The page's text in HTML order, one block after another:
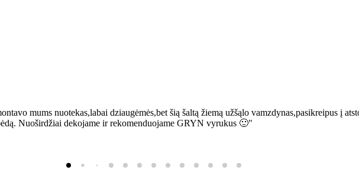
mums nuotekas,labai dziaugėmės,bet šią šaltą žiemą užšąlo vamzdynas,pasikreipus į
Nuoširdžiai dekojame ir rekomenduojame GRYN vyrukus 🙂"